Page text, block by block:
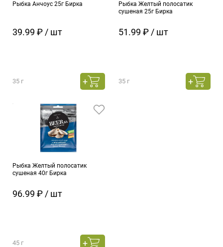
Рыбка Анчоус 25г Бирка
39.99 ₽ / шт
35 г
Рыбка Желтый полосатик
сушеная 25г Бирка
51.99 ₽ / шт
35 г
Рыбка Желтый полосатик
сушеная 40г Бирка
96.99 ₽ / шт
45 г